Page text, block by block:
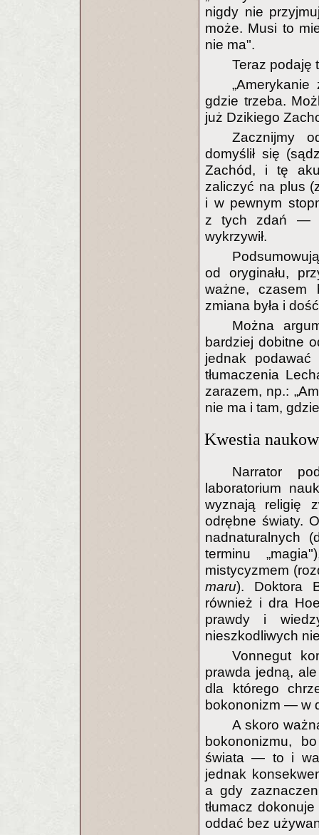
nigdy nie
może. Musi to
nie ma".
Teraz podaję
gdzie trzeba.
już Dzikiego
Zacznijmy
domyślił się
Zachód, i tę
zaliczyć na plus
i w pewnym
z tych zdań —
wykrzywił.
od oryginału,
ważne, czasem
zmiana była i
Można
bardziej dobitne
jednak podawać
tłumaczenia
zarazem, np.:
nie ma i tam,
Kwestia
Narrator
laboratorium
wyznają religię
odrębne światy.
nadnaturalnych
terminu
mistycyzmem
maru). Doktora
również i dra
prawdy i
nieszkodliwych
Vonnegut
prawda jedną,
dla którego
bokononizm — w
A skoro
bokononizmu,
świata — to i
jednak
a gdy
tłumacz
oddać bez